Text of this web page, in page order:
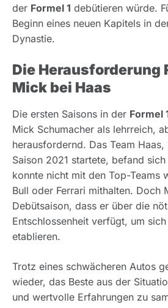
der Formel 1 debütieren würde.
Beginn eines neuen Kapitels in
Dynastie.
Die Herausforderung
Mick bei Haas
Die ersten Saisons in der Formel
Mick Schumacher als lehrreich,
herausfordernd. Das Team
Saison 2021 startete, befand
konnte nicht mit den Top-Teams
Bull oder Ferrari mithalten. Doch
Debütsaison, dass er über die
Entschlossenheit verfügt, um
etablieren.
Trotz eines schwächeren Autos
wieder, das Beste aus der
und wertvolle Erfahrungen zu